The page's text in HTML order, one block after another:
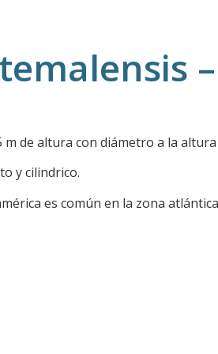
m de altura con diámetro a la
y cilindrico.
es común en la zona